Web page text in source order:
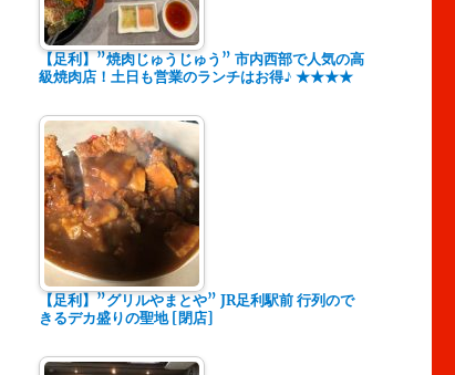
【足利】”焼肉じゅうじゅう” 市内西部で人気の高
級焼肉店！土日も営業のランチはお得♪ ★★★★
【足利】”グリルやまとや” JR足利駅前 行列ので
きるデカ盛りの聖地 [閉店]